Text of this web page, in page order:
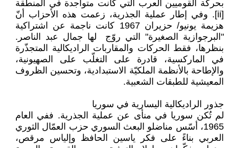
بحركة القوميين العرب التي كانت متواجدة في المنطقة
[ii]. وفي إطار عملية الجذرية، زعمت هذه الأحزاب أنّ
هزيمة يونيو/ حزيران 1967 كانت ناجمة عن اشتراكية
"البرجوازية الصغيرة" التي روّج لها جمال عبد الناصر.
بنظرها، فقط الحركات والمقاربات الراديكالية المتجذّرة
في الماركسية، قادرة على التغلّب على الصهيونية،
والإطاحة بالأنظمة الملكيّة الاستبدادية، وتحسين الظروف
المعيشية للطبقات الشعبية.
جذور الراديكالية اليسارية في سوريا
لم تُكن سوريا في منأى عن عملية الجذرية. ففي العام
1965، أسّس مناضلو البعث السوري حزب العمّال الثوري
العربي بناءً على فكر ياسين الحافظ وإلياس مرقص،